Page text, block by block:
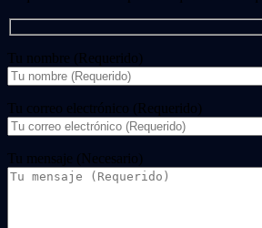
Tu nombre (Requerido)
Tu correo electrónico (Requerido)
Tu mensaje (Necesario)